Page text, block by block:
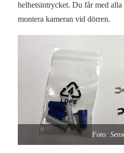
helhetsintrycket. Du får med
montera kameran vid dörren.
Foto: